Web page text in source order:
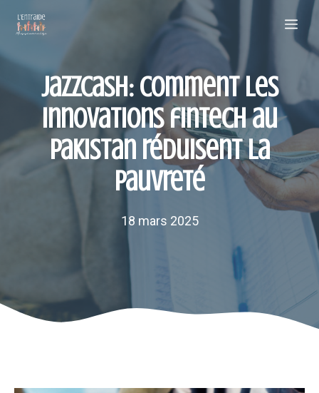
Jazzcash: Comment les
innovations fintech au
Pakistan réduisent la
pauvreté
18 mars 2025